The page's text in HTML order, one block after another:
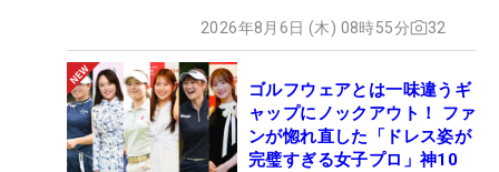
2026年8月6日 (木) 08時55分 32
ゴルフウェアとは一味違うギ
ャップにノックアウト！ ファ
ンが惚れ直した「ドレス姿が
完璧すぎる女子プロ」神10